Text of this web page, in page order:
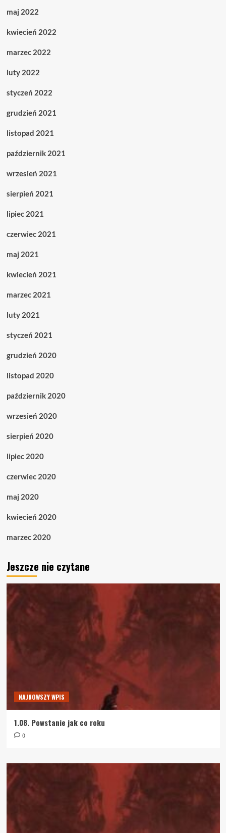
maj 2022
kwiecień 2022
marzec 2022
luty 2022
styczeń 2022
grudzień 2021
listopad 2021
październik 2021
wrzesień 2021
sierpień 2021
lipiec 2021
czerwiec 2021
maj 2021
kwiecień 2021
marzec 2021
luty 2021
styczeń 2021
grudzień 2020
listopad 2020
październik 2020
wrzesień 2020
sierpień 2020
lipiec 2020
czerwiec 2020
maj 2020
kwiecień 2020
marzec 2020
Jeszcze nie czytane
NAJNOWSZY WPIS
1.08. Powstanie jak co roku
0